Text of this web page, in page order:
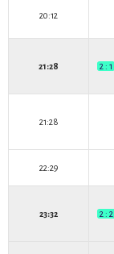
20:12
21:28 2 : 1
21:28
22:29
23:32 2 : 2